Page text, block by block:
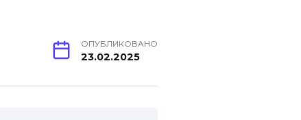
ОПУБЛИКОВАНО
23.02.2025